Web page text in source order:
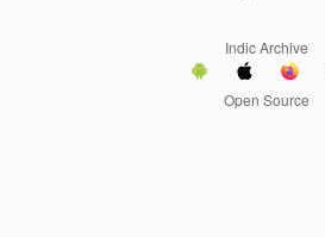
Indic Archive
Open Source